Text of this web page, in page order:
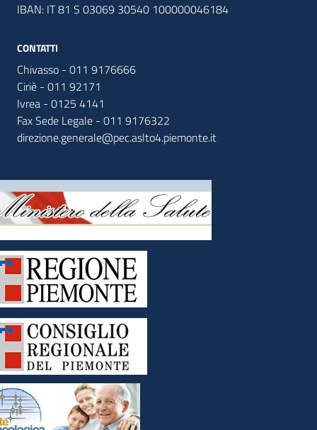
IBAN: IT 81 S 03069 30540 100000046184
CONTATTI
Chivasso - 011 9176666
Ciriè - 011 92171
Ivrea - 0125 4141
Fax Sede Legale - 011 9176322
direzione.generale@pec.aslto4.piemonte.it